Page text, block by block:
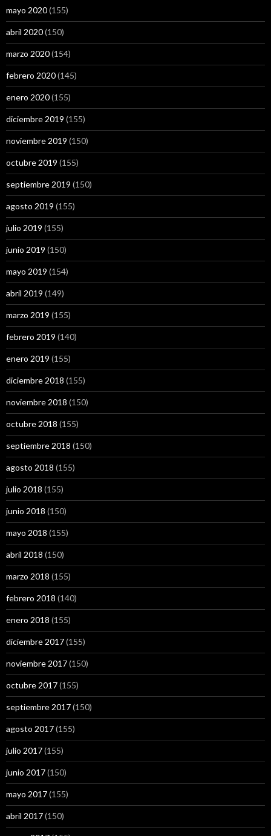
mayo 2020(155)
abril 2020(150)
marzo 2020(154)
febrero 2020(145)
enero 2020(155)
diciembre 2019 (155)
noviembre 2019 (150)
octubre 2019 (155)
septiembre 2019 (150)
agosto 2019 (155)
julio 2019 (155)
junio 2019 (150)
mayo 2019 (154)
abril 2019 (149)
marzo 2019 (155)
febrero 2019 (140)
enero 2019 (155)
diciembre 2018 (155)
noviembre 2018 (150)
octubre 2018 (155)
septiembre 2018 (150)
agosto 2018 (155)
julio 2018 (155)
junio 2018 (150)
mayo 2018 (155)
abril 2018 (150)
marzo 2018 (155)
febrero 2018 (140)
enero 2018 (155)
diciembre 2017(155)
noviembre 2017(150)
octubre 2017(155)
septiembre 2017(150)
agosto 2017(155)
julio 2017(155)
junio 2017(150)
mayo 2017(155)
abril 2017(150)